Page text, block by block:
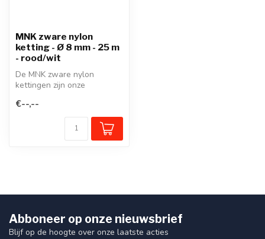
MNK zware nylon
ketting - Ø 8 mm - 25 m
- rood/wit
De MNK zware nylon
kettingen zijn onze
veerkrachtige kunststof ke...
€--,--
Abboneer op onze nieuwsbrief
Blijf op de hoogte over onze laatste acties